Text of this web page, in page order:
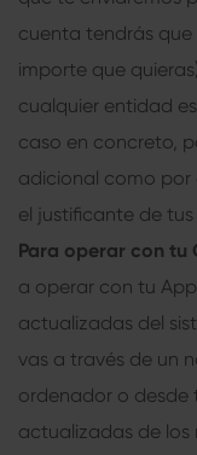
cuenta tendrás que
importe que
cualquier entidad
caso en concreto,
adicional como
el justificante de tus
Para operar con tu
a operar con tu
actualizadas del
vas a través de un
ordenador o desde
actualizadas de los